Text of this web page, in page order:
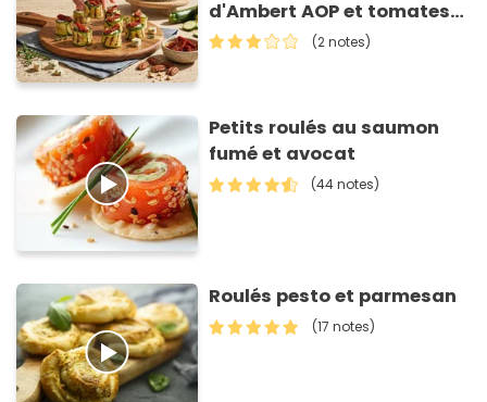
d'Ambert AOP et tomates
séchées
(2 notes)
Petits roulés au saumon
fumé et avocat
(44 notes)
Roulés pesto et parmesan
(17 notes)